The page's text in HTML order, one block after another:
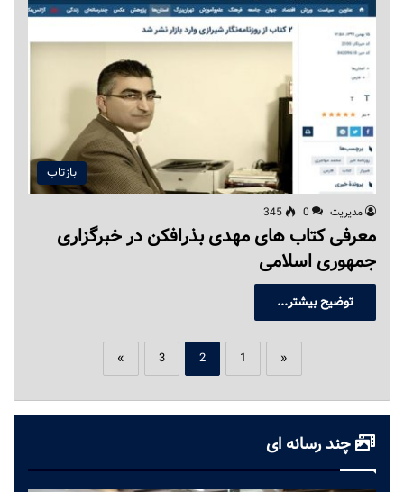
بازتاب
مدیریت 0
345
معرفی کتاب های مهدی بذرافکن در خبرگزاری
جمهوری اسلامی
توضیح بیشتر...
«
1
2
3
»
چند رسانه ای